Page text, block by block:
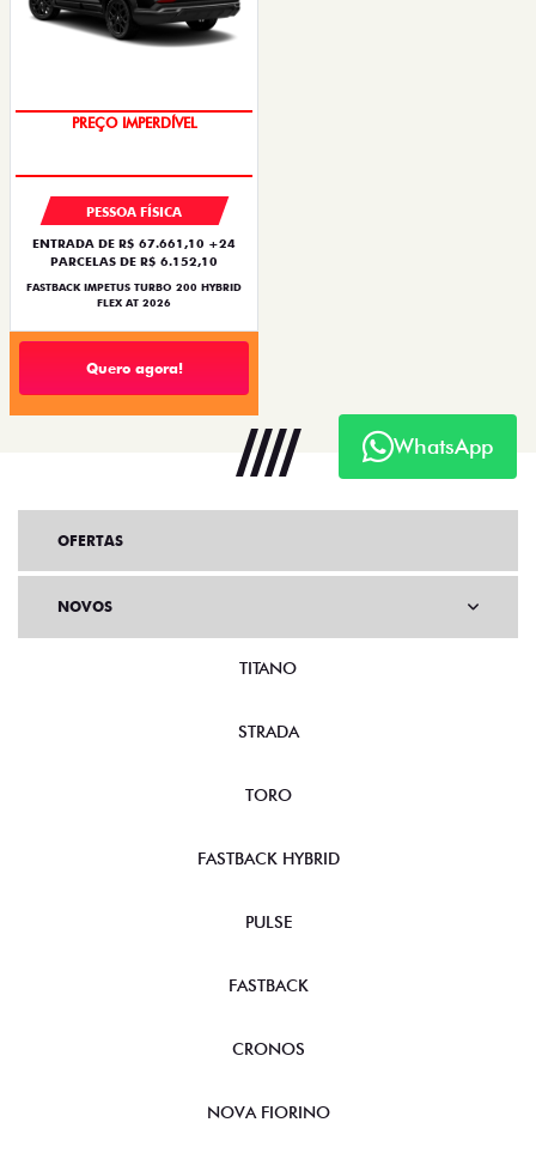
PREÇO IMPERDÍVEL
PESSOA FÍSICA
ENTRADA DE R$ 67.661,10 +24
PARCELAS DE R$ 6.152,10
FASTBACK IMPETUS TURBO 200 HYBRID
FLEX AT 2026
Quero agora!
WhatsApp
OFERTAS
NOVOS
TITANO
STRADA
TORO
FASTBACK HYBRID
PULSE
FASTBACK
CRONOS
NOVA FIORINO